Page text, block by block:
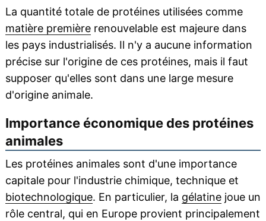
La quantité totale de protéines utilisées comme
matière premièrerenouvelable est majeure dans
les pays industrialisés. Il n'y a aucune information
précise sur l'origine de ces protéines, mais il faut
supposer qu'elles sont dans une large mesure
d'origine animale.
Importance économique des protéines
animales
Les protéines animales sont d'une importance
capitale pour l'industrie chimique, technique et
biotechnologique. En particulier, la gélatinejoue un
rôle central, qui en Europe provient principalement